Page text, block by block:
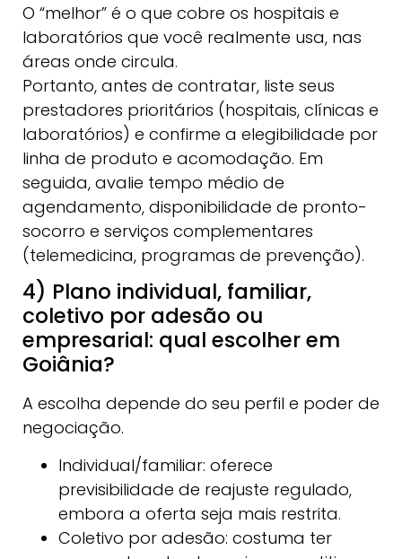
O “melhor” é o que cobre os hospitais e
laboratórios que você realmente usa, nas
áreas onde circula.
Portanto, antes de contratar, liste seus
prestadores prioritários (hospitais, clínicas e
laboratórios) e confirme a elegibilidade por
linha de produto e acomodação. Em
seguida, avalie tempo médio de
agendamento, disponibilidade de pronto-
socorro e serviços complementares
(telemedicina, programas de prevenção).
4) Plano individual, familiar,
coletivo por adesão ou
empresarial: qual escolher em
Goiânia?
A escolha depende do seu perfil e poder de
negociação.
Individual/familiar: oferece
previsibilidade de reajuste regulado,
embora a oferta seja mais restrita.
Coletivo por adesão: costuma ter